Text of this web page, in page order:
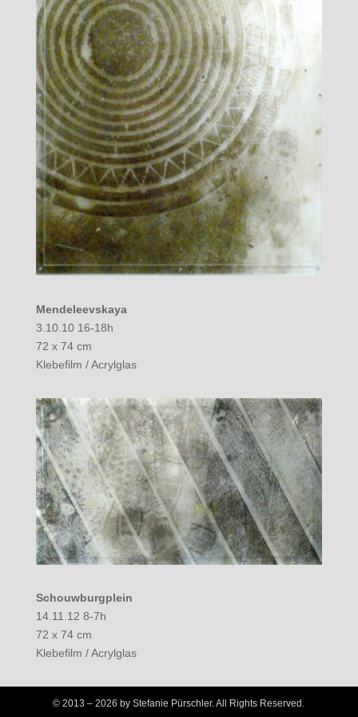
Mendeleevskaya
3.10.10 16-18h
72 x 74 cm
Klebefilm / Acrylglas
Schouwburgplein
14.11.12 8-7h
72 x 74 cm
Klebefilm / Acrylglas
© 2013 –2026 by Stefanie Pürschler. All Rights Reserved.